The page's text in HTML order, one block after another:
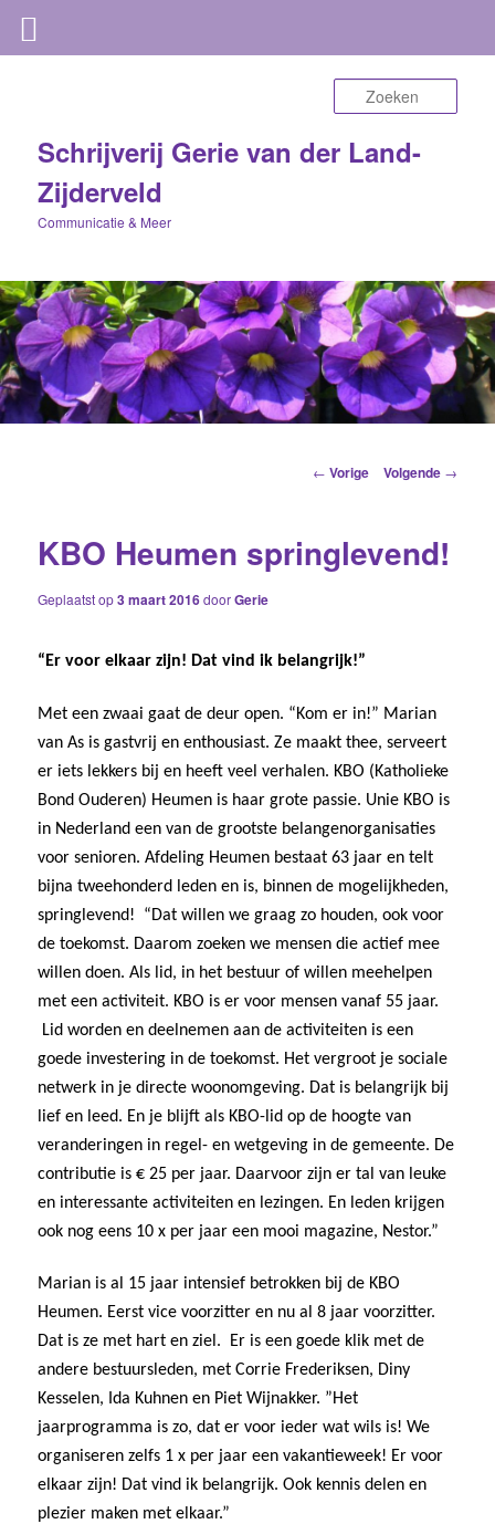
Schrijverij Gerie van der Land-
Zijderveld
Communicatie & Meer
Berichtnavigatie
← Vorige Volgende →
KBO Heumen springlevend!
Geplaatst op3 maart 2016doorGerie
“Er voor elkaar zijn! Dat vind ik belangrijk!”
Met een zwaai gaat de deur open. “Kom er in!” Marian
van As is gastvrij en enthousiast. Ze maakt thee, serveert
er iets lekkers bij en heeft veel verhalen. KBO (Katholieke
Bond Ouderen) Heumen is haar grote passie. Unie KBO is
in Nederland een van de grootste belangenorganisaties
voor senioren. Afdeling Heumen bestaat 63 jaar en telt
bijna tweehonderd leden en is, binnen de mogelijkheden,
springlevend! “Dat willen we graag zo houden, ook voor
de toekomst. Daarom zoeken we mensen die actief mee
willen doen. Als lid, in het bestuur of willen meehelpen
met een activiteit. KBO is er voor mensen vanaf 55 jaar.
Lid worden en deelnemen aan de activiteiten is een
goede investering in de toekomst. Het vergroot je sociale
netwerk in je directe woonomgeving. Dat is belangrijk bij
lief en leed. En je blijft als KBO-lid op de hoogte van
veranderingen in regel- en wetgeving in de gemeente. De
contributie is € 25 per jaar. Daarvoor zijn er tal van leuke
en interessante activiteiten en lezingen. En leden krijgen
ook nog eens 10 x per jaar een mooi magazine, Nestor.”
Marian is al 15 jaar intensief betrokken bij de KBO
Heumen. Eerst vice voorzitter en nu al 8 jaar voorzitter.
Dat is ze met hart en ziel. Er is een goede klik met de
andere bestuursleden, met Corrie Frederiksen, Diny
Kesselen, Ida Kuhnen en Piet Wijnakker. ”Het
jaarprogramma is zo, dat er voor ieder wat wils is! We
organiseren zelfs 1 x per jaar een vakantieweek! Er voor
elkaar zijn! Dat vind ik belangrijk. Ook kennis delen en
plezier maken met elkaar.”